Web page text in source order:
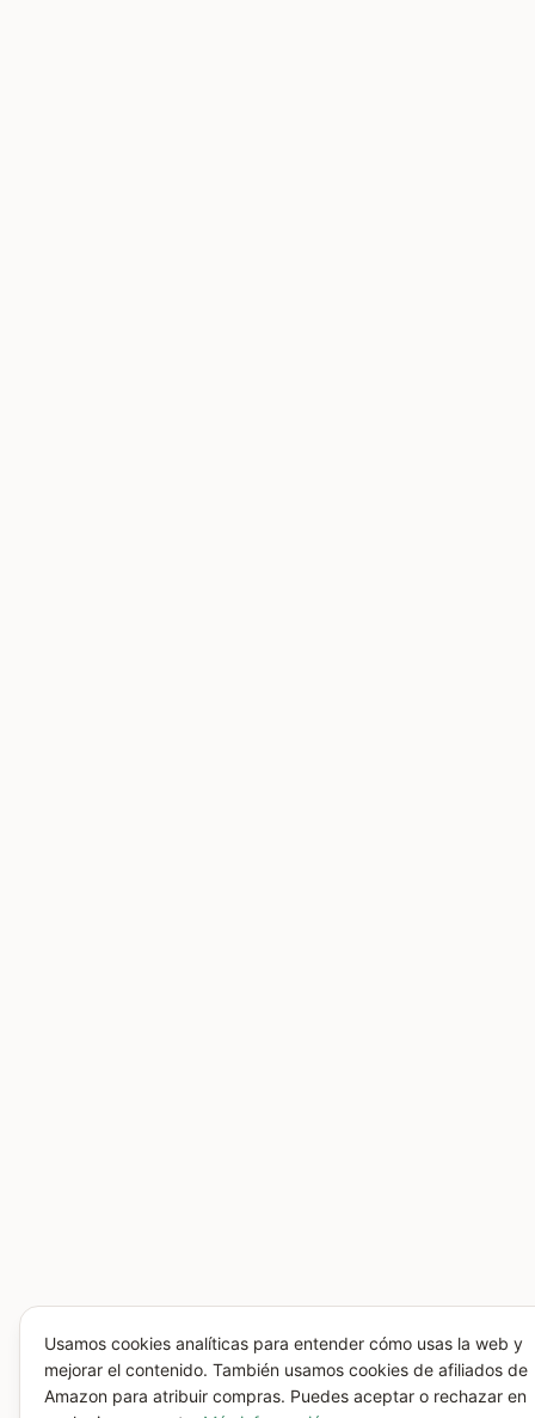
Usamos cookies analíticas para entender cómo usas la web y
mejorar el contenido. También usamos cookies de afiliados de
Amazon para atribuir compras. Puedes aceptar o rechazar en